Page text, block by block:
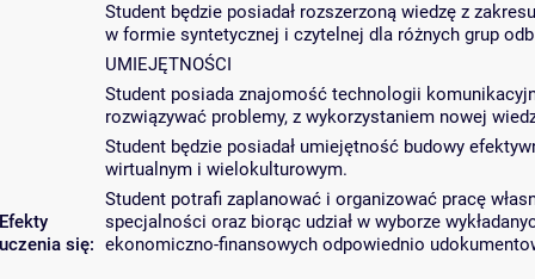
Efekty
uczenia się:
Student będzie posiadał rozszerzoną wiedzę z
w formie syntetycznej i czytelnej dla różnych grup
UMIEJĘTNOŚCI
Student posiada znajomość technologii
rozwiązywać problemy, z wykorzystaniem nowej
Student będzie posiadał umiejętność budowy
wirtualnym i wielokulturowym.
Student potrafi zaplanować i organizować pracę
specjalności oraz biorąc udział w wyborze
ekonomiczno-finansowych odpowiednio